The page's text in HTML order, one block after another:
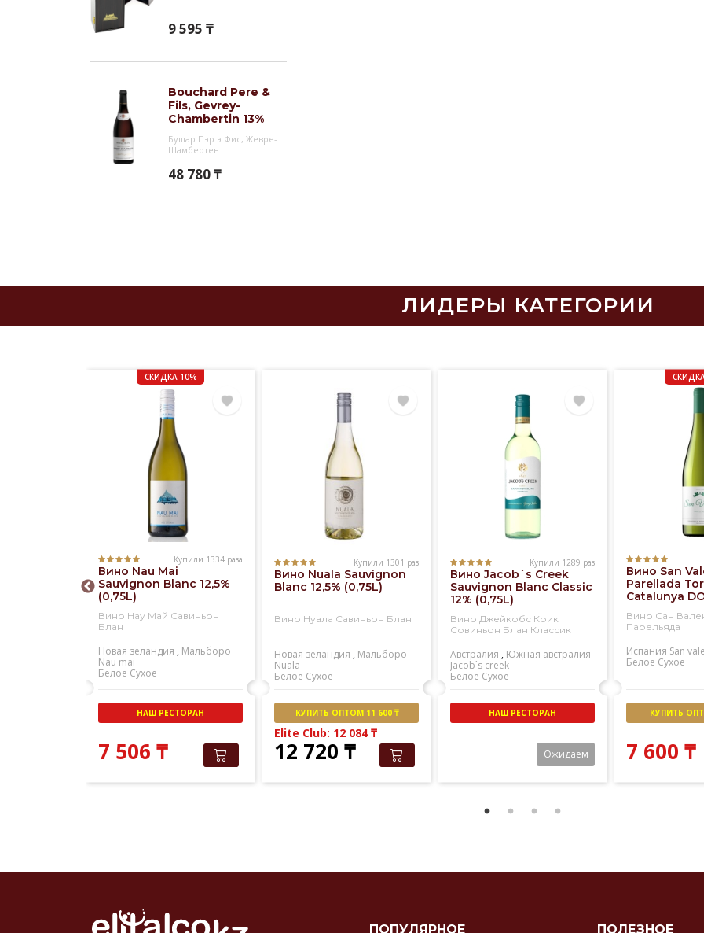
9 595 ₸
Bouchard Pere &
Fils, Gevrey-
Chambertin 13%
Бушар Пэр э Фис, Жевре-
Шамбертен
48 780 ₸
ЛИДЕРЫ КАТЕГОРИИ
СКИДКА 10%
Купили 1334 раза
Вино Nau Mai
Sauvignon Blanc 12,5%
(0,75L)
Вино Нау Май Савиньон
Блан
Новая зеландия , Мальборо
Nau mai
Белое Сухое
НАШ РЕСТОРАН
7 506 ₸
Купили 1301 раз
Вино Nuala Sauvignon
Blanc 12,5% (0,75L)
Вино Нуала Савиньон Блан
Новая зеландия , Мальборо
Nuala
Белое Сухое
КУПИТЬ ОПТОМ 11 600 ₸
Elite Club: 12 084₸
12 720 ₸
Купили 1289 раз
Вино Jacob`s Creek
Sauvignon Blanc Classic
12% (0,75L)
Вино Джейкобс Крик
Совиньон Блан Классик
Австралия , Южная австралия
Jacob`s creek
Белое Сухое
НАШ РЕСТОРАН
Ожидаем
Вино San
Parellada
Catalunya
Вино Сан
Парельяда
Испания San
Белое Сухое
КУПИТЬ
7 600 ₸
ПОПУЛЯРНОЕ ПОЛЕЗНОЕ